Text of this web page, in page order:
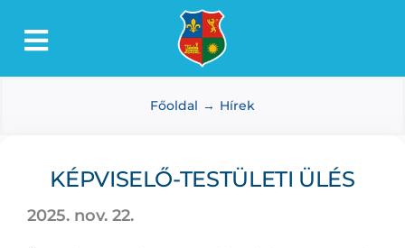
Toggle
Lőkösháza
Dokumentumtár
Média
Főoldal Hírek
KÉPVISELŐ-TESTÜLETI ÜLÉS
2025. nov. 22.